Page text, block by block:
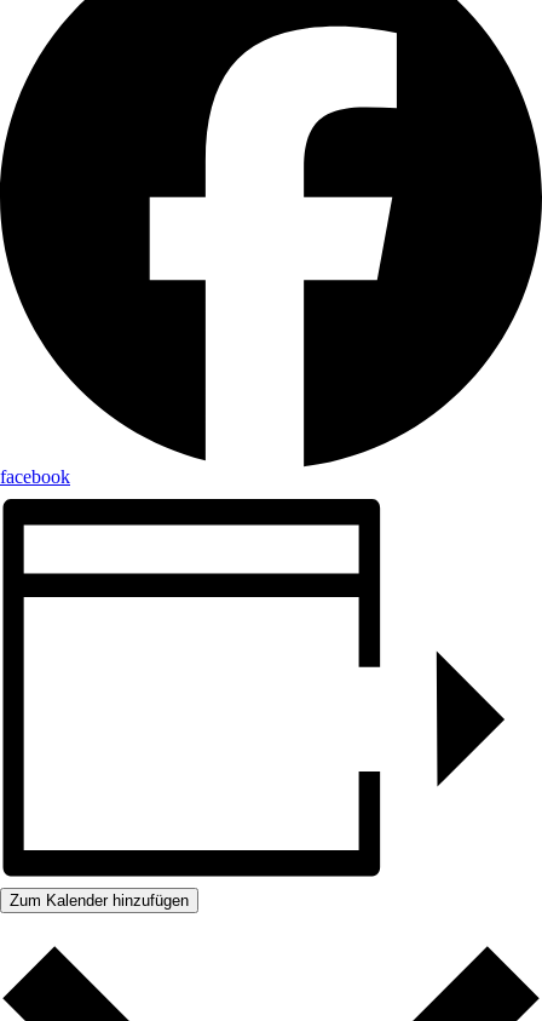
facebook
Zum Kalender hinzufügen